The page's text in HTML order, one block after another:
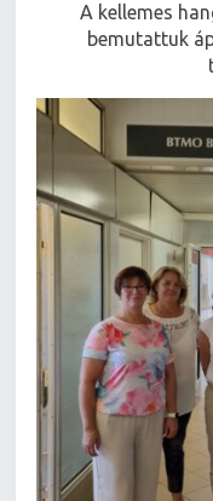
A kellemes
bemutattuk